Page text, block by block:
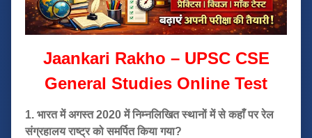
Jaankari Rakho – UPSC CSE
General Studies Online Test
1. भारत में अगस्त 2020 में निम्नलिखित स्थानों में से कहाँ पर रेल
संग्रहालय राष्ट्र को समर्पित किया गया?